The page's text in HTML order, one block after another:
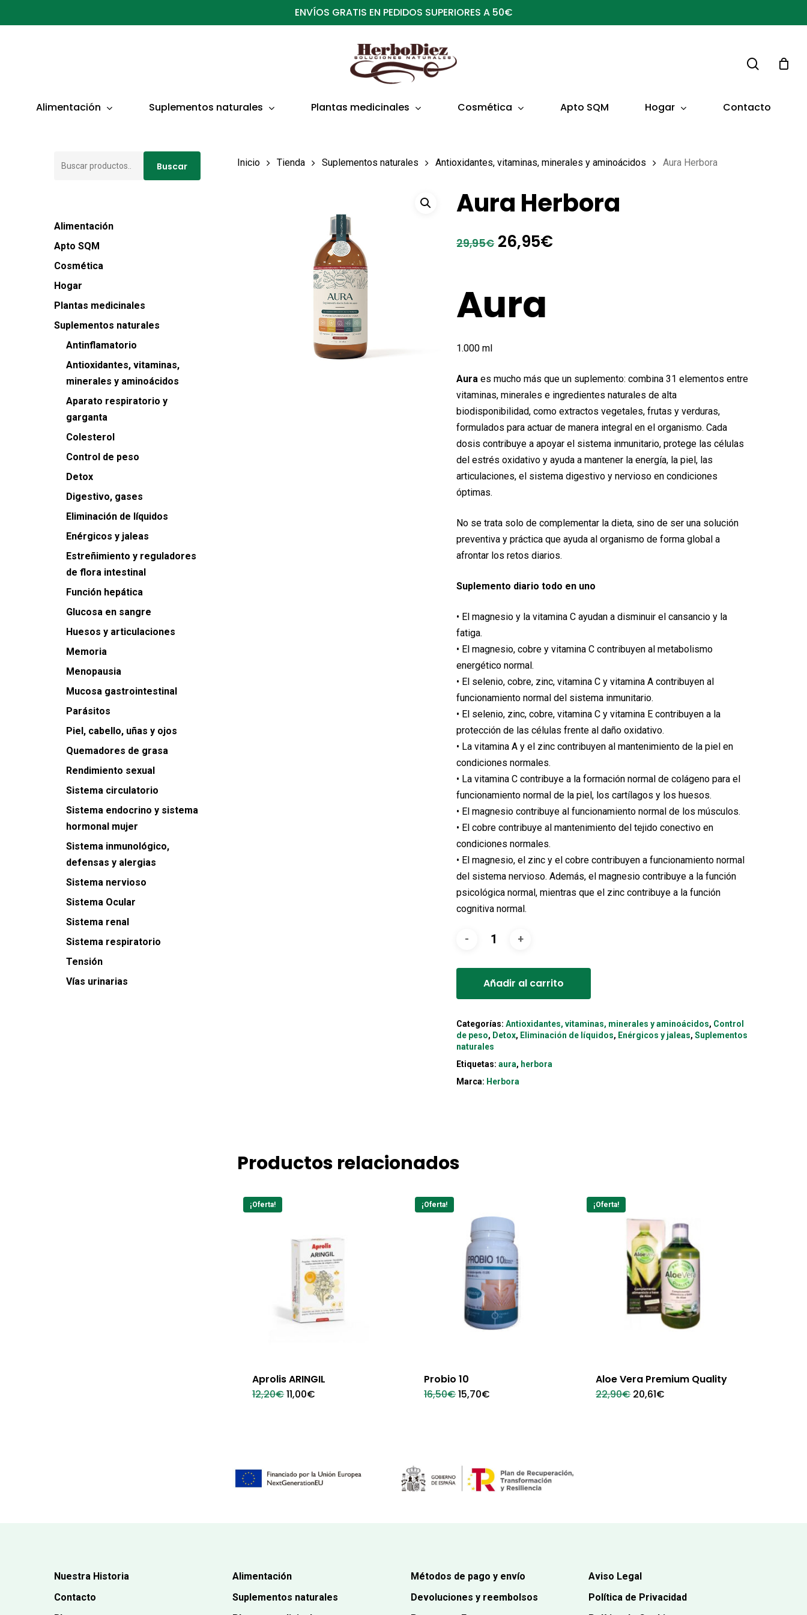
al
ENVÍOS GRATIS EN PEDIDOS SUPERIORES A 50€
Presionar ENTER para buscar o ESC para cerrar
Alimentación Suplementos naturales Plantas medicinales Cosmética Apto SQM Hogar Contacto
Buscar
Alimentación
Apto SQM
Cosmética
Hogar
Plantas medicinales
Suplementos naturales
Antinflamatorio
Antioxidantes, vitaminas,
minerales y aminoácidos
Aparato respiratorio y
garganta
Colesterol
Control de peso
Detox
Digestivo, gases
Eliminación de líquidos
Enérgicos y jaleas
Estreñimiento y reguladores
de flora intestinal
Función hepática
Glucosa en sangre
Huesos y articulaciones
Memoria
Menopausia
Mucosa gastrointestinal
Parásitos
Piel, cabello, uñas y ojos
Quemadores de grasa
Rendimiento sexual
Sistema circulatorio
Sistema endocrino y sistema
hormonal mujer
Sistema inmunológico,
defensas y alergias
Sistema nervioso
Sistema Ocular
Sistema renal
Sistema respiratorio
Tensión
Vías urinarias
Inicio Tienda Suplementos naturales Antioxidantes, vitaminas, minerales y aminoácidos Aura Herbora
Aura Herbora
29,95€ El
era:
29,95€.
26,95€
Aura
1.000 ml
Auraes mucho más que un suplemento: combina 31 elementos entre
vitaminas, minerales e ingredientes naturales de alta
biodisponibilidad, como extractos vegetales, frutas y verduras,
formulados para actuar de manera integral en el organismo. Cada
dosis contribuye a apoyar el sistema inmunitario, protege las células
del estrés oxidativo y ayuda a mantener la energía, la piel, las
articulaciones, el sistema digestivo y nervioso en condiciones
óptimas.
No se trata solo de complementar la dieta, sino de ser una solución
preventiva y práctica que ayuda al organismo de forma global a
afrontar los retos diarios.
Suplemento diario todo en uno
• El magnesio y la vitamina C ayudan a disminuir el cansancio y la
fatiga.
• El magnesio, cobre y vitamina C contribuyen al metabolismo
energético normal.
• El selenio, cobre, zinc, vitamina C y vitamina A contribuyen al
funcionamiento normal del sistema inmunitario.
• El selenio, zinc, cobre, vitamina C y vitamina E contribuyen a la
protección de las células frente al daño oxidativo.
• La vitamina A y el zinc contribuyen al mantenimiento de la piel en
condiciones normales.
• La vitamina C contribuye a la formación normal de colágeno para el
funcionamiento normal de la piel, los cartílagos y los huesos.
• El magnesio contribuye al funcionamiento normal de los músculos.
• El cobre contribuye al mantenimiento del tejido conectivo en
condiciones normales.
• El magnesio, el zinc y el cobre contribuyen a funcionamiento normal
del sistema nervioso. Además, el magnesio contribuye a la función
psicológica normal, mientras que el zinc contribuye a la función
cognitiva normal.
Añadir al carrito
Categorías:Antioxidantes, vitaminas, minerales y aminoácidos, Control
de peso, Detox, Eliminación de líquidos, Enérgicos y jaleas,Suplementos
naturales
Etiquetas:aura, herbora
Marca: Herbora
Productos relacionados
¡Oferta!
Aprolis ARINGIL
12,20€El
precio
11,00€
¡Oferta!
Probio 10
16,50€El
precio
15,70€
¡Oferta!
Aloe Vera Premium Quality
22,90€ El
precio
20,61€
Nuestra Historia
Contacto
Alimentación
Suplementos naturales
Métodos de pago y envío
Devoluciones y reembolsos
Aviso Legal
Política de Privacidad